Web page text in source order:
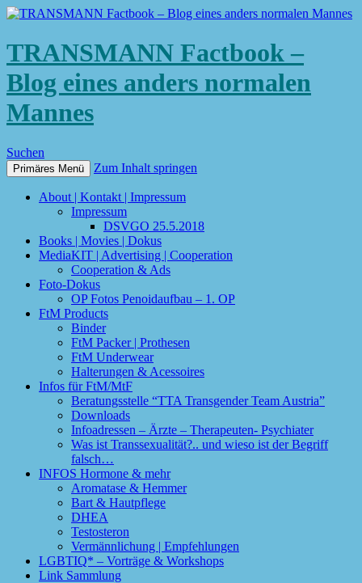
TRANSMANN Factbook –
Blog eines anders normalen
Mannes
Suchen
Primäres Menü Zum Inhalt springen
About | Kontakt | Impressum
Impressum
DSVGO 25.5.2018
Books | Movies | Dokus
MediaKIT | Advertising | Cooperation
Cooperation & Ads
Foto-Dokus
OP Fotos Penoidaufbau – 1. OP
FtM Products
Binder
FtM Packer | Prothesen
FtM Underwear
Halterungen & Acessoires
Infos für FtM/MtF
Beratungsstelle “TTA Transgender Team Austria”
Downloads
Infoadressen – Ärzte – Therapeuten- Psychiater
Was ist Transsexualität?.. und wieso ist der Begriff
falsch…
INFOS Hormone & mehr
Aromatase & Hemmer
Bart & Hautpflege
DHEA
Testosteron
Vermännlichung | Empfehlungen
LGBTIQ* – Vorträge & Workshops
Link Sammlung